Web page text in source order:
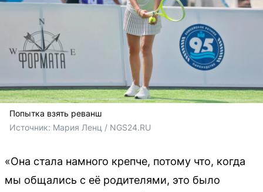
Попытка взять реванш
Источник: Мария Ленц / NGS24.RU
«Она стала намного крепче, потому что, когда
мы общались с её родителями, это было